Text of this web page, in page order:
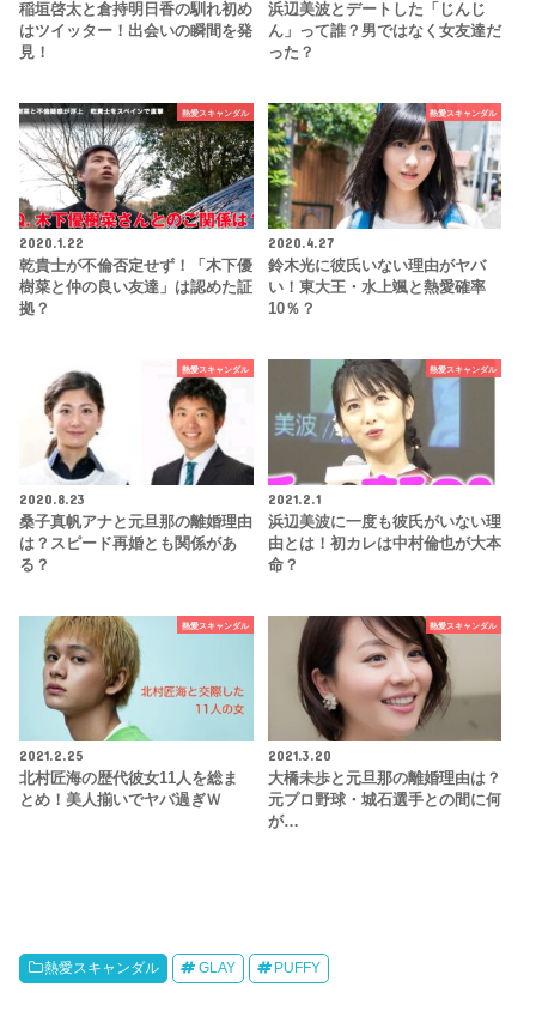
稲垣啓太と倉持明日香の馴れ初め
はツイッター！出会いの瞬間を発
見！
浜辺美波とデートした「じんじ
ん」って誰？男ではなく女友達だ
った？
熱愛スキャンダル
2020.1.22
乾貴士が不倫否定せず！「木下優
樹菜と仲の良い友達」は認めた証
拠？
熱愛スキャンダル
2020.4.27
鈴木光に彼氏いない理由がヤバ
い！東大王・水上颯と熱愛確率
10％？
熱愛スキャンダル
2020.8.23
桑子真帆アナと元旦那の離婚理由
は？スピード再婚とも関係があ
る？
熱愛スキャンダル
2021.2.1
浜辺美波に一度も彼氏がいない理
由とは！初カレは中村倫也が大本
命？
熱愛スキャンダル
2021.2.25
北村匠海の歴代彼女11人を総ま
とめ！美人揃いでヤバ過ぎｗ
熱愛スキャンダル
2021.3.20
大橋未歩と元旦那の離婚理由は？
元プロ野球・城石選手との間に何
が…
熱愛スキャンダル GLAY PUFFY